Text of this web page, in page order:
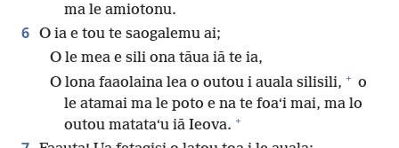
ma le amiotonu.
6 O ia e tou te saogalemu ai;
O le mea e sili ona tāua iā te ia,
O lona faaolaina lea o outou i auala silisili, + o
le atamai ma le poto e na te foaʻi mai, ma lo
outou matataʻu iā Ieova. +